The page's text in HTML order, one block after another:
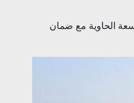
الحاوية مع ضمان